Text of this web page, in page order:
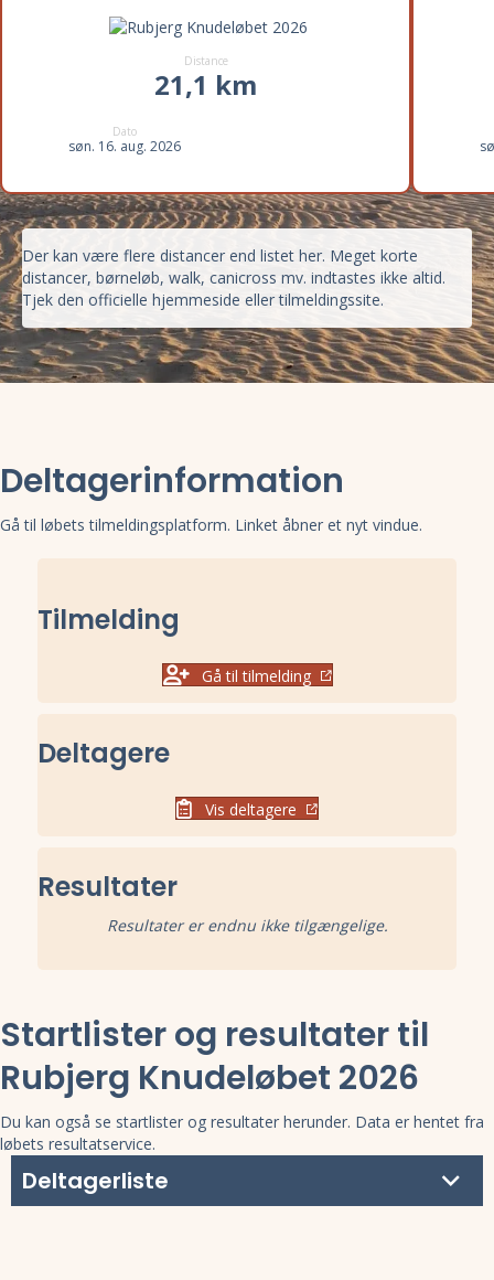
Distance
21,1 km
Dato
søn. 16. aug. 2026
Der kan være flere distancer end listet her. Meget korte
distancer, børneløb, walk, canicross mv. indtastes ikke altid.
Tjek den officielle hjemmeside eller tilmeldingssite.
Deltagerinformation
Gå til løbets tilmeldingsplatform. Linket åbner et nyt vindue.
Tilmelding
Gå til tilmelding
Deltagere
Vis deltagere
Resultater
Resultater er endnu ikke tilgængelige.
Startlister og resultater til
Rubjerg Knudeløbet 2026
Du kan også se startlister og resultater herunder. Data er hentet fra
løbets resultatservice.
Deltagerliste